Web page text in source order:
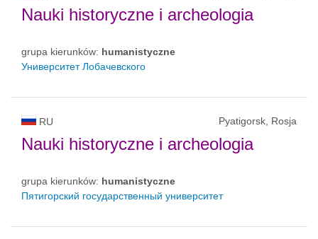
Nauki historyczne i archeologia
grupa kierunków: humanistyczne
Университет Лобачевского
RU Pyatigorsk, Rosja
Nauki historyczne i archeologia
grupa kierunków: humanistyczne
Пятигорский государственный университет